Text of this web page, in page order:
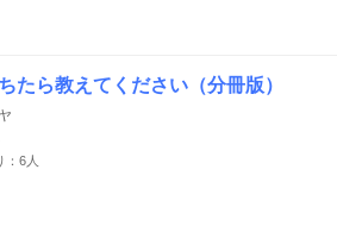
たら教えてください（分冊版）
：6人